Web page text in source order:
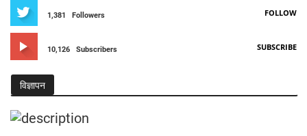
1,381 Followers FOLLOW
10,126 Subscribers SUBSCRIBE
विज्ञापन